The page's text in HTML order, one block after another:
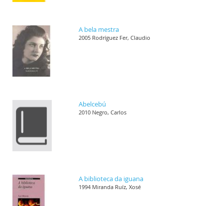
A bela mestra
2005 Rodríguez Fer, Claudio
Abelcebú
2010 Negro, Carlos
A biblioteca da iguana
1994 Miranda Ruíz, Xosé